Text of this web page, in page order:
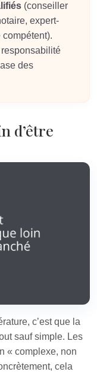
(conseiller
expert-
responsabilité
des
d’être
c’est que la
sauf simple. Les
« complexe, non
cela